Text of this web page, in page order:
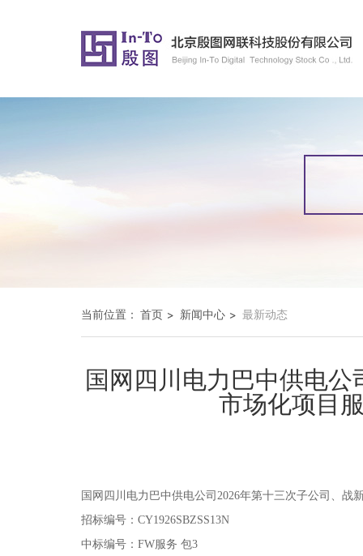
当前位置： 首页 新闻中心 最新动态
国网四川电力巴中供电
市场化项目
国网四川电力巴中供电公司2026年第十三次子公司、
招标编号：CY1926SBZSS13N
中标编号：FW服务 包3